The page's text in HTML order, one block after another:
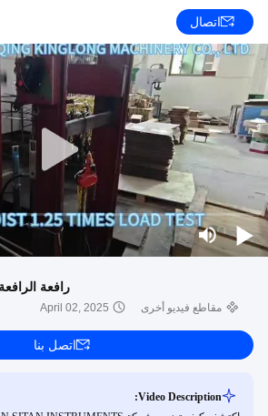
اتصال
رافعة الرافعة 1.25 مرة اختبار الحمل
مقاطع فيديو أخرى April 02, 2025
اتصل بنا
Video Description: